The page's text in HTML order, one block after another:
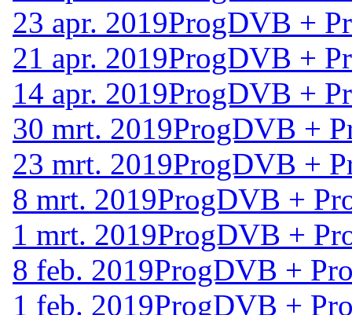
23 apr. 2019ProgDVB +
21 apr. 2019ProgDVB +
14 apr. 2019ProgDVB +
30 mrt. 2019ProgDVB +
23 mrt. 2019ProgDVB +
8 mrt. 2019ProgDVB +
1 mrt. 2019ProgDVB +
8 feb. 2019ProgDVB +
1 feb. 2019ProgDVB +